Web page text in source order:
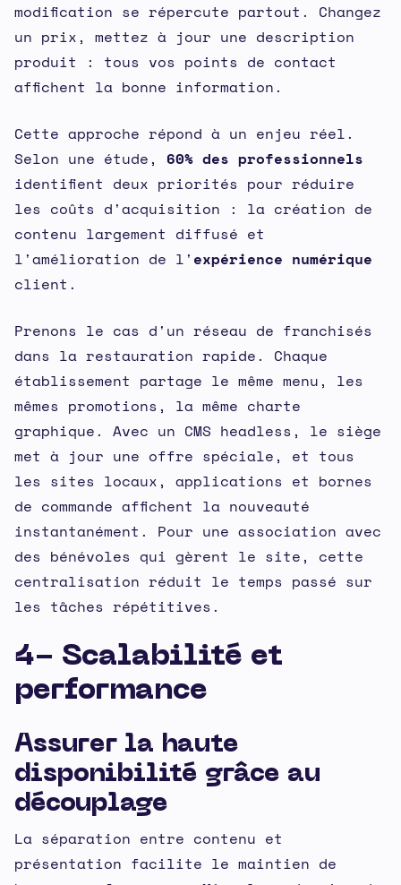
modification se répercute partout. Changez
un prix, mettez à jour une description
produit : tous vos points de contact
affichent la bonne information.
Cette approche répond à un enjeu réel.
Selon une étude, 60% des professionnels
identifient deux priorités pour réduire
les coûts d'acquisition : la création de
contenu largement diffusé et
l'amélioration de l' expérience numérique
client.
Prenons le cas d'un réseau de franchisés
dans la restauration rapide. Chaque
établissement partage le même menu, les
mêmes promotions, la même charte
graphique. Avec un CMS headless, le siège
met à jour une offre spéciale, et tous
les sites locaux, applications et bornes
de commande affichent la nouveauté
instantanément. Pour une association avec
des bénévoles qui gèrent le site, cette
centralisation réduit le temps passé sur
les tâches répétitives.
4- Scalabilité et
performance
Assurer la haute
disponibilité grâce au
découplage
La séparation entre contenu et
présentation facilite le maintien de